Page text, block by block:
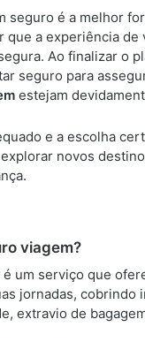
seguro é a melhor
que a experiência de
Ao finalizar o
seguro para
estejam
e a escolha
novos
viagem?
um serviço que
jornadas, cobrindo
extravio de